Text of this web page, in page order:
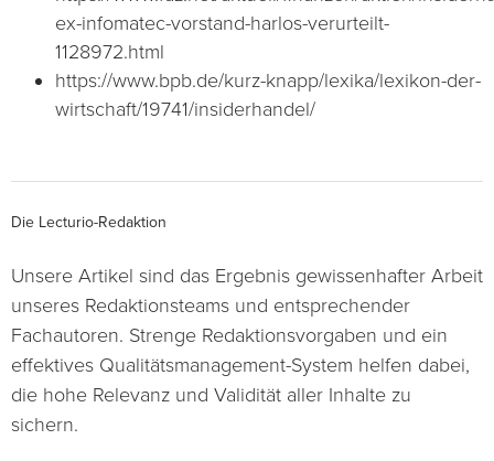
ex-infomatec-vorstand-harlos-verurteilt-
1128972.html
https://www.bpb.de/kurz-knapp/lexika/lexikon-der-
wirtschaft/19741/insiderhandel/
Die Lecturio-Redaktion
Unsere Artikel sind das Ergebnis gewissenhafter Arbeit
unseres Redaktionsteams und entsprechender
Fachautoren. Strenge Redaktionsvorgaben und ein
effektives Qualitätsmanagement-System helfen dabei,
die hohe Relevanz und Validität aller Inhalte zu
sichern.